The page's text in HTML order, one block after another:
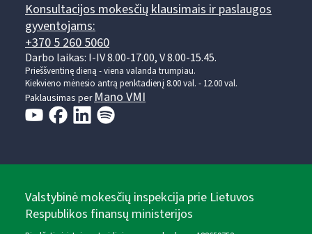
Konsultacijos mokesčių klausimais ir paslaugos
gyventojams:
+370 5 260 5060
Darbo laikas: I-IV 8.00-17.00, V 8.00-15.45.
Prieššventinę dieną - viena valanda trumpiau.
Kiekvieno mėnesio antrą penktadienį 8.00 val. - 12.00 val.
Paklausimas perMano VMI
Valstybinė mokesčių inspekcija prie Lietuvos
Respublikos finansų ministerijos